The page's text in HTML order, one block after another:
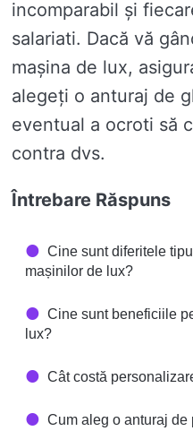
incomparabil și
salariati. Dacă vă
mașina de lux,
alegeți o anturaj de
eventual a ocroti să
contra dvs.
Întrebare Răspuns
Cine sunt diferitele
mașinilor de lux?
Cine sunt beneficiile
lux?
Cât costă
Cum aleg o anturaj